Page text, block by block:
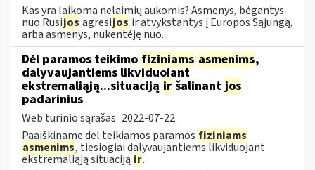
Kas yra laikoma nelaimių aukomis? Asmenys, bėgantys
nuo Rusijos agresijos ir atvykstantys į Europos Sąjungą,
arba asmenys, nukentėję nuo...
Dėl paramos teikimo fiziniams asmenims,
dalyvaujantiems likviduojant
ekstremaliąją...situaciją ir šalinant jos
padarinius
Web turinio sąrašas 2022-07-22
Paaiškiname dėl teikiamos paramos fiziniams
asmenims, tiesiogiai dalyvaujantiems likviduojant
ekstremaliąją situaciją ir...